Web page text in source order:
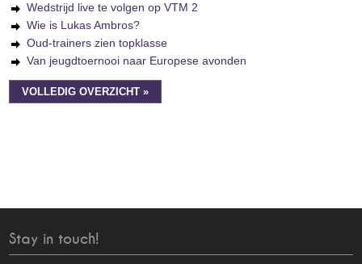
Wedstrijd live te volgen op VTM 2
Wie is Lukas Ambros?
Oud-trainers zien topklasse
Van jeugdtoernooi naar Europese avonden
VOLLEDIG OVERZICHT »
Stay in touch!